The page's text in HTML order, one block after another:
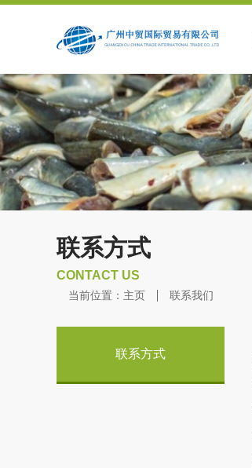
联系方式
CONTACT US
当前位置： 主页 联系我们
联系方式